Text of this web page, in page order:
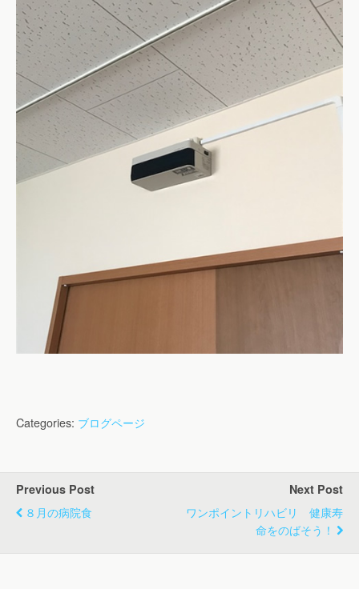
Categories: ブログページ
Previous Post
８月の病院食
Next Post
ワンポイントリハビリ 健康寿
命をのばそう！